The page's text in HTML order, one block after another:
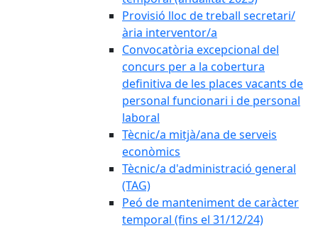
Provisió lloc de treball secretari/
ària interventor/a
Convocatòria excepcional del
concurs per a la cobertura
definitiva de les places vacants de
personal funcionari i de personal
laboral
Tècnic/a mitjà/ana de serveis
econòmics
Tècnic/a d'administració general
(TAG)
Peó de manteniment de caràcter
temporal (fins el 31/12/24)